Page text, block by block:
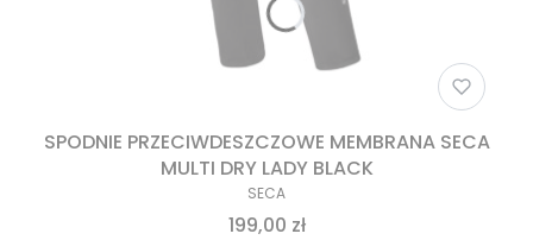
SPODNIE PRZECIWDESZCZOWE MEMBRANA SECA
MULTI DRY LADY BLACK
SECA
199,00 zł